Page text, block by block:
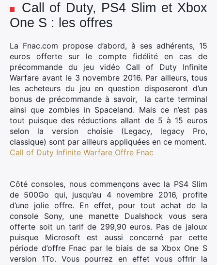
Call of Duty, PS4 Slim et Xbox
One S : les offres
La Fnac.com propose d’abord, à ses adhérents, 15
euros offerte sur le compte fidélité en cas de
précommande du jeu vidéo Call of Duty Infinite
Warfare avant le 3 novembre 2016. Par ailleurs, tous
les acheteurs du jeu en question disposeront d’un
bonus de précommande à savoir, la carte terminal
ainsi que zombies in Spaceland. Mais ce n’est pas
tout puisque des réductions allant de 5 à 15 euros
selon la version choisie (Legacy, legacy Pro,
classique) sont par ailleurs appliquées en ce moment.
Call of Duty Infinite Warfare Offre Fnac
Côté consoles, nous commençons avec la PS4 Slim
de 500Go qui, jusqu’au 4 novembre 2016, profite
d’une jolie offre. En effet, pour tout achat de la
console Sony, une manette Dualshock vous sera
offerte soit un tarif de 299,90 euros. Pas de jaloux
puisque Microsoft est aussi concerné par cette
période d’offre Fnac par le biais de sa Xbox One S
version 1To. Vous pourrez en effet vous offrir la